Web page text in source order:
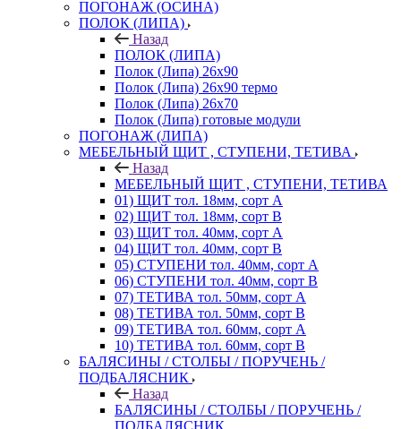
ПОГОНАЖ (ОСИНА)
ПОЛОК (ЛИПА)
Назад
ПОЛОК (ЛИПА)
Полок (Липа) 26х90
Полок (Липа) 26х90 термо
Полок (Липа) 26х70
Полок (Липа) готовые модули
ПОГОНАЖ (ЛИПА)
МЕБЕЛЬНЫЙ ЩИТ , СТУПЕНИ, ТЕТИВА
Назад
МЕБЕЛЬНЫЙ ЩИТ , СТУПЕНИ, ТЕТИВА
01) ЩИТ тол. 18мм, сорт А
02) ЩИТ тол. 18мм, сорт В
03) ЩИТ тол. 40мм, сорт А
04) ЩИТ тол. 40мм, сорт В
05) СТУПЕНИ тол. 40мм, сорт А
06) СТУПЕНИ тол. 40мм, сорт В
07) ТЕТИВА тол. 50мм, сорт А
08) ТЕТИВА тол. 50мм, сорт В
09) ТЕТИВА тол. 60мм, сорт А
10) ТЕТИВА тол. 60мм, сорт В
БАЛЯСИНЫ / СТОЛБЫ / ПОРУЧЕНЬ /
ПОДБАЛЯСНИК
Назад
БАЛЯСИНЫ / СТОЛБЫ / ПОРУЧЕНЬ /
ПОДБАЛЯСНИК